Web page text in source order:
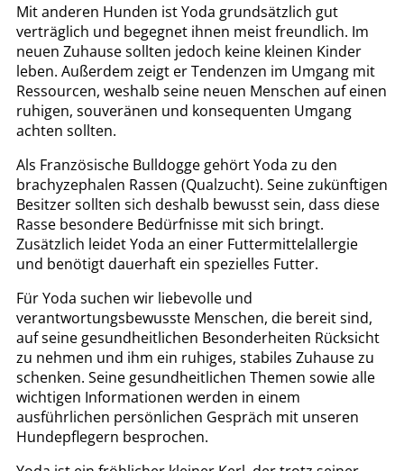
Mit anderen Hunden ist Yoda grundsätzlich gut
verträglich und begegnet ihnen meist freundlich. Im
neuen Zuhause sollten jedoch keine kleinen Kinder
leben. Außerdem zeigt er Tendenzen im Umgang mit
Ressourcen, weshalb seine neuen Menschen auf einen
ruhigen, souveränen und konsequenten Umgang
achten sollten.
Als Französische Bulldogge gehört Yoda zu den
brachyzephalen Rassen (Qualzucht). Seine zukünftigen
Besitzer sollten sich deshalb bewusst sein, dass diese
Rasse besondere Bedürfnisse mit sich bringt.
Zusätzlich leidet Yoda an einer Futtermittelallergie
und benötigt dauerhaft ein spezielles Futter.
Für Yoda suchen wir liebevolle und
verantwortungsbewusste Menschen, die bereit sind,
auf seine gesundheitlichen Besonderheiten Rücksicht
zu nehmen und ihm ein ruhiges, stabiles Zuhause zu
schenken. Seine gesundheitlichen Themen sowie alle
wichtigen Informationen werden in einem
ausführlichen persönlichen Gespräch mit unseren
Hundepflegern besprochen.